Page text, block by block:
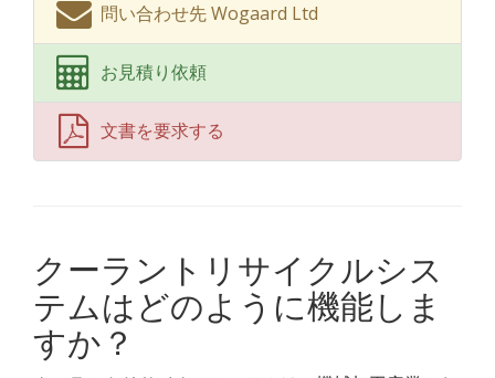
問い合わせ先 Wogaard Ltd
お見積り依頼
文書を要求する
クーラントリサイクルシス
テムはどのように機能しま
すか？